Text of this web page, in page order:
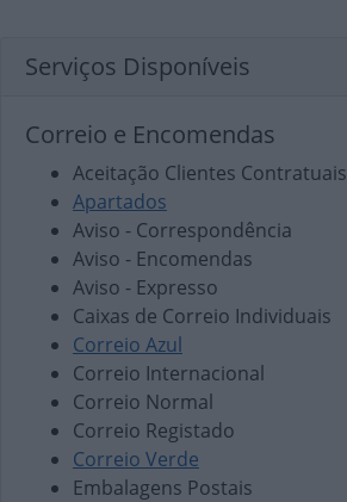
Serviços Disponíveis
Correio e Encomendas
Aceitação Clientes Contratuais
Apartados
Aviso - Correspondência
Aviso - Encomendas
Aviso - Expresso
Caixas de Correio Individuais
Correio Azul
Correio Internacional
Correio Normal
Correio Registado
Correio Verde
Embalagens Postais